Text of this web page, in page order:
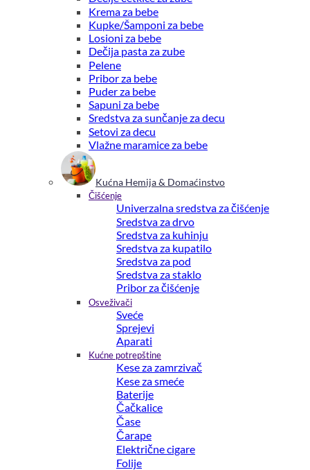
Krema za bebe
Kupke/Šamponi za bebe
Losioni za bebe
Dečija pasta za zube
Pelene
Pribor za bebe
Puder za bebe
Sapuni za bebe
Sredstva za sunčanje za decu
Setovi za decu
Vlažne maramice za bebe
Kućna Hemija & Domaćinstvo
Čišćenje
Univerzalna sredstva za čišćenje
Sredstva za drvo
Sredstva za kuhinju
Sredstva za kupatilo
Sredstva za pod
Sredstva za staklo
Pribor za čišćenje
Osveživači
Sveće
Sprejevi
Aparati
Kućne potrepštine
Kese za zamrzivač
Kese za smeće
Baterije
Čačkalice
Čase
Čarape
Električne cigare
Folije